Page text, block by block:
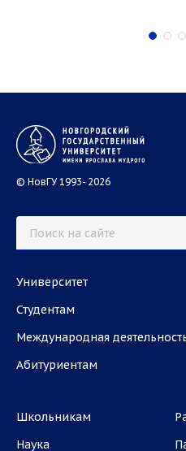
© НовГУ 1993- 2026
Университет
Студентам
Международная
Абитуриентам
Школьникам
Наука